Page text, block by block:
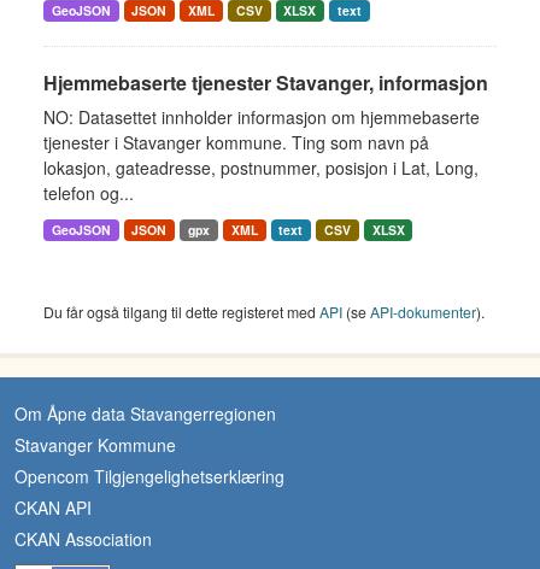
GeoJSON JSON XML CSV XLSX text
Hjemmebaserte tjenester Stavanger, informasjon
NO: Datasettet innholder informasjon om hjemmebaserte
tjenester i Stavanger kommune. Ting som navn på
lokasjon, gateadresse, postnummer, posisjon i Lat, Long,
telefon og...
GeoJSON JSON gpx XML text CSV XLSX
Du får også tilgang til dette registeret med API (seAPI-dokumenter).
Om Åpne data Stavangerregionen
Stavanger Kommune
Opencom Tilgjengelighetserklæring
CKAN API
CKAN Association